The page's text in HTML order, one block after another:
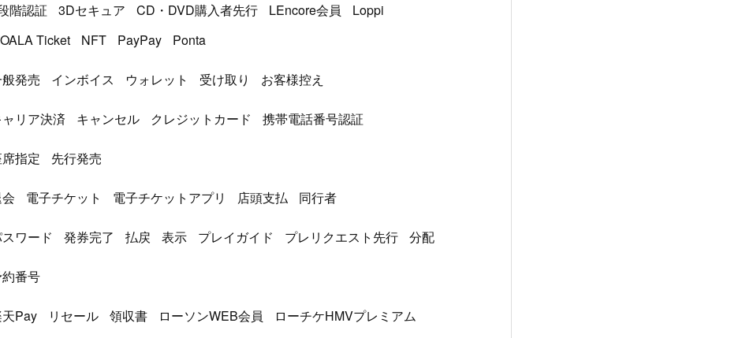
階認証 3Dセキュア CD・DVD購入者先行 LEncore会員
Loppi
Ticket
NFT PayPay Ponta
発売 インボイス ウォレット 受け取り お客様控え
リア決済 キャンセル クレジットカード 携帯電話番号認証
指定 先行発売
電子チケット 電子チケットアプリ 店頭支払 同行者
ワード 発券完了 払戻 表示 プレイガイド プレリクエスト先行 分配
番号
Pay リセール 領収書 ローソンWEB会員
ローチケHMVプレミアム